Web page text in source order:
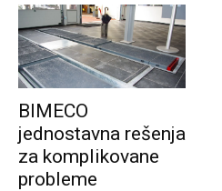
BIMECO
jednostavna rešenja
za komplikovane
probleme